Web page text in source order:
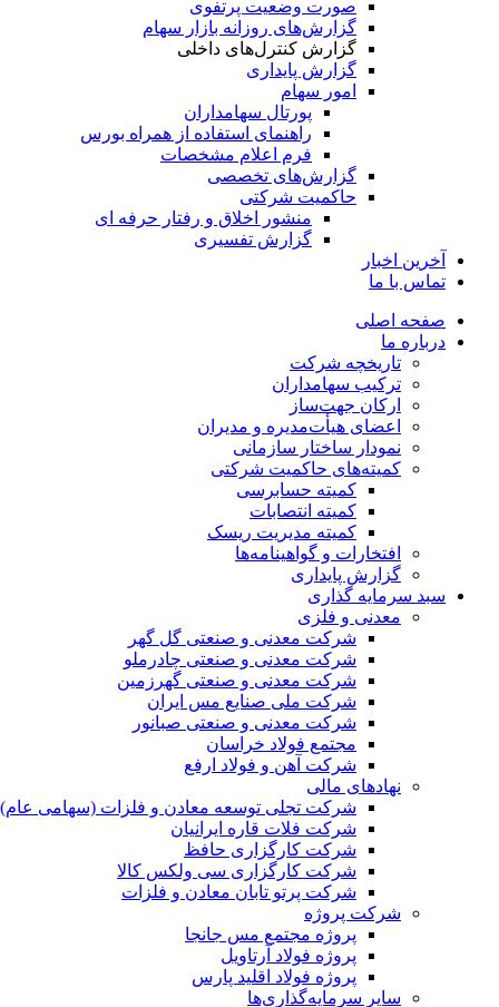
صورت وضعیت پرتفوی
گزارش‌های روزانه بازار سهام
گزارش کنترل‌های داخلی
گزارش پایداری
امور سهام
پورتال سهامداران
راهنمای استفاده از همراه بورس
فرم اعلام مشخصات
گزارش‌های تخصصی
حاکمیت شرکتی
منشور اخلاق و رفتار حرفه­ ای
گزارش تفسیری
آخرین اخبار
تماس با ما
صفحه اصلی
درباره ما
تاریخچه شرکت
ترکیب سهامداران
ارکان جهت‌ساز
اعضای هیأت‌مدیره و مدیران
نمودار ساختار سازمانی
کمیته‌های حاکمیت شرکتی
کمیته حسابرسی
کمیته انتصابات
کمیته مدیریت ریسک
افتخارات و گواهینامه‌ها
گزارش پایداری
سبد سرمایه گذاری
معدنی و فلزی
شرکت معدنی و صنعتی گل گهر
شرکت معدنی و صنعتی چادرملو
شرکت معدنی و صنعتی گهرزمین
شرکت ملی صنایع مس ایران
شرکت معدنی و صنعتی صبانور
مجتمع فولاد خراسان
شرکت آهن و فولاد ارفع
نهادهای مالی
شرکت تجلی توسعه معادن و فلزات (سهامی عام)
شرکت فلات قاره ایرانیان
شرکت کارگزاری حافظ
شرکت کارگزاری سی ولکس کالا
شرکت پرتو تابان معادن و فلزات
شرکت پروژه
پروژه مجتمع مس جانجا
پروژه فولاد آرتاویل
پروژه فولاد اقلید پارس
سایر سرمایه‌گذاری‌ها